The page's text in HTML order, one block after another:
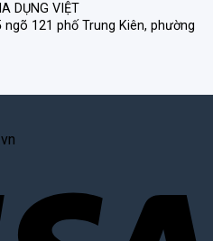
DỤNG VIỆT
121 phố Trung Kiên, phường